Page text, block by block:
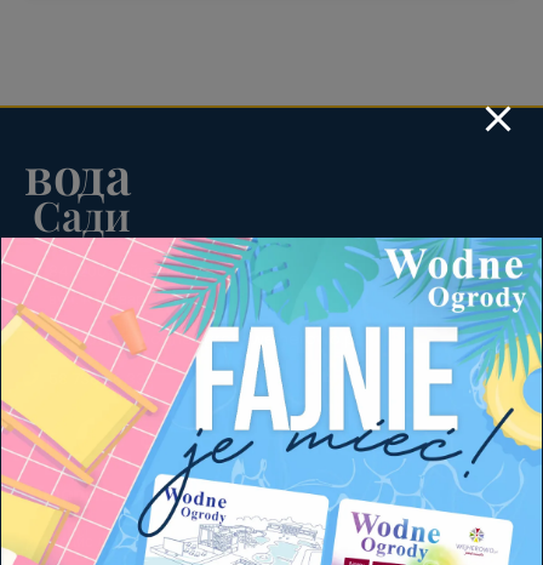
вода
Сади
84-200 Вейгерово
вул. Кальварійська 12
recepcja@wodneogrodywejherowo.pl
58 736 36 33
Інформація
Прайс лист